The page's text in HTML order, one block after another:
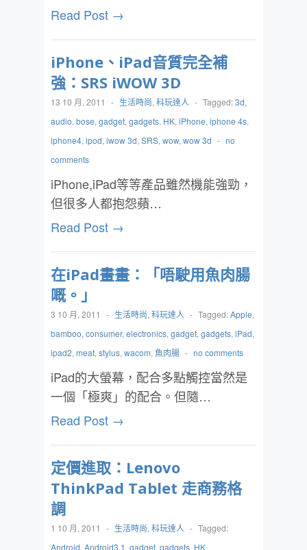
Read Post →
iPhone、iPad音質完全補
強：SRS iWOW 3D
13 10 月, 2011 - 生活時尚, 科玩達人 - Tagged:3d,
audio, bose, gadget, gadgets, HK, iPhone, iphone 4s,
iphone4, ipod, iwow 3d, SRS, wow, wow 3d - no
comments
iPhone,iPad等等產品雖然機能強勁，
但很多人都抱怨蘋…
Read Post →
在iPad畫畫：「唔駛用魚肉腸
嘅。」
3 10 月, 2011 - 生活時尚, 科玩達人 - Tagged:Apple,
bamboo, consumer, electronics, gadget, gadgets, iPad,
ipad2, meat, stylus, wacom, 魚肉腸 - no comments
iPad的大螢幕，配合多點觸控當然是
一個「極爽」的配合。但隨…
Read Post →
定價進取：Lenovo
ThinkPad Tablet 走商務格
調
1 10 月, 2011 - 生活時尚, 科玩達人 - Tagged:
Android, Android3.1, gadget, gadgets, HK,